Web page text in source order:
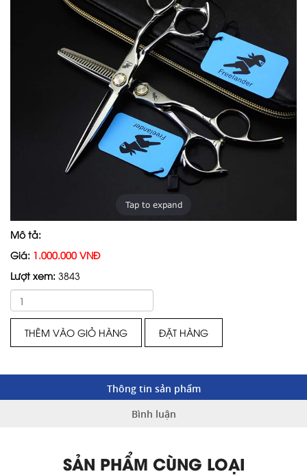
Tap to expand
Mô tả:
Giá: 1.000.000 VNĐ
Lượt xem: 3843
THÊM VÀO GIỎ HÀNG ĐẶT HÀNG
Thông tin sản phẩm
Bình luận
SẢN PHẨM CÙNG LOẠI